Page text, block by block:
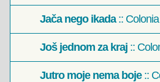
Jača nego ikada:: Colonia
Još jednom za kraj ::
Jutro moje nema boje::